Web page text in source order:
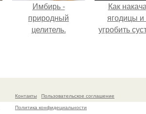
Имбирь -
природный
целитель.
Как
ягодицы и
угробить
Контакты
Пользовательское соглашение
Политика конфидециальности